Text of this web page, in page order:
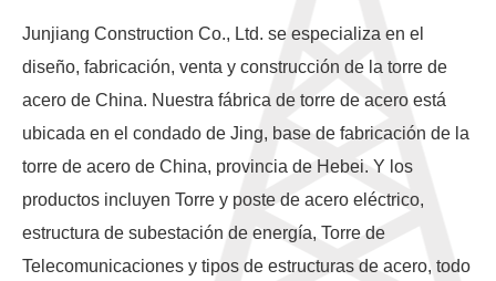
Junjiang Construction Co., Ltd. se especializa en el
diseño, fabricación, venta y construcción de la torre de
acero de China. Nuestra fábrica de torre de acero está
ubicada en el condado de Jing, base de fabricación de la
torre de acero de China, provincia de Hebei. Y los
productos incluyen Torre y poste de acero eléctrico,
estructura de subestación de energía, Torre de
Telecomunicaciones y tipos de estructuras de acero, todo